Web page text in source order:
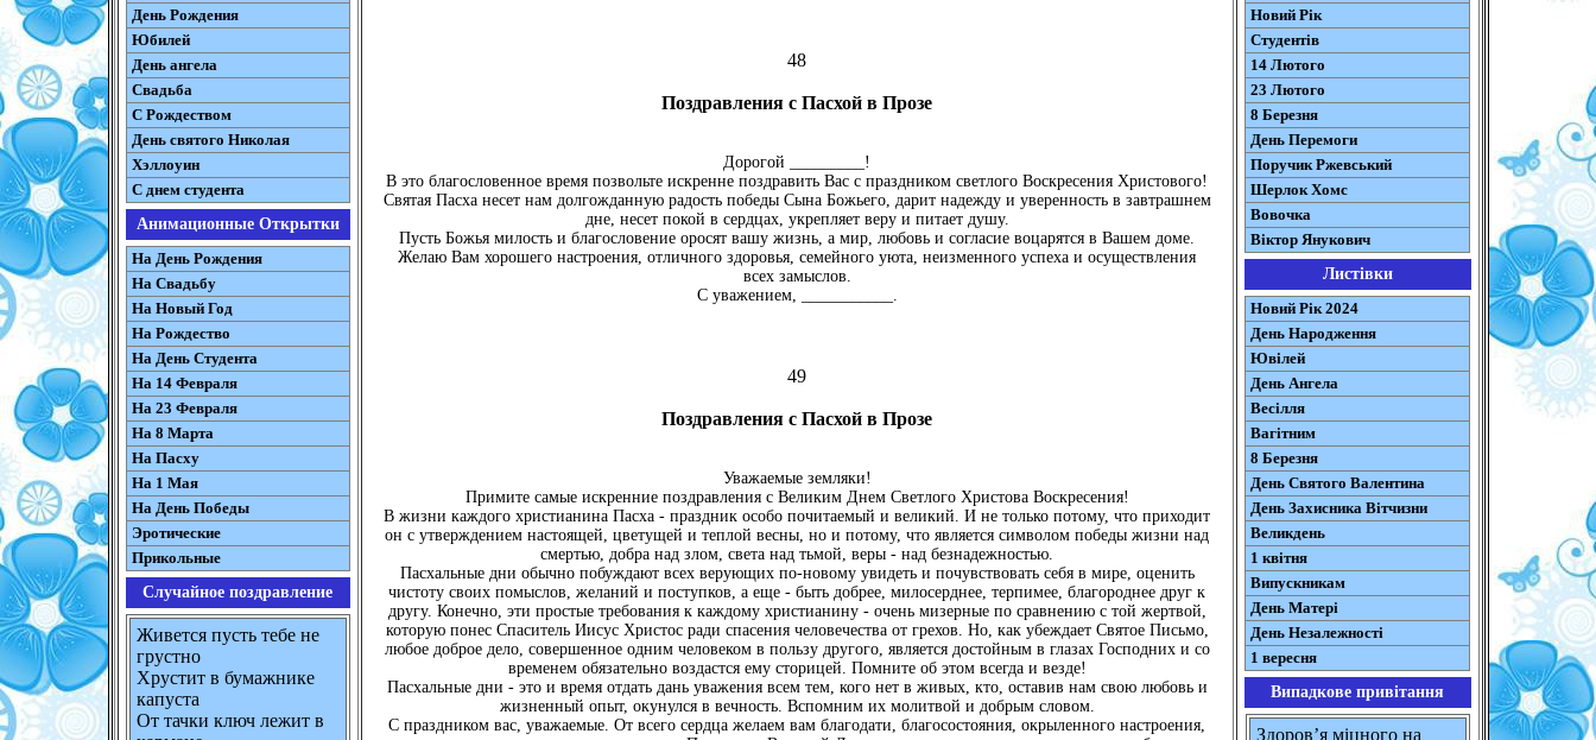
День Рождения
Юбилей
День ангела
Свадьба
С Рождеством
День святого Николая
Хэллоуин
С днем студента
Анимационные Открытки
На День Рождения
На Свадьбу
На Новый Год
На Рождество
На День Студента
На 14 Февраля
На 23 Февраля
На 8 Марта
На Пасху
На 1 Мая
На День Победы
Эротические
Прикольные
Случайное поздравление
Живется пусть тебе не
грустно
Хрустит в бумажнике
капуста
От тачки ключ лежит в
48
Поздравления с Пасхой в Прозе
Дорогой _________!
В это благословенное время позвольте искренне поздравить Вас с праздником светлого Воскресения Христового!
Святая Пасха несет нам долгожданную радость победы Сына Божьего, дарит надежду и уверенность в завтрашнем
дне, несет покой в сердцах, укрепляет веру и питает душу.
Пусть Божья милость и благословение оросят вашу жизнь, а мир, любовь и согласие воцарятся в Вашем доме.
Желаю Вам хорошего настроения, отличного здоровья, семейного уюта, неизменного успеха и осуществления
всех замыслов.
С уважением, ___________.
49
Поздравления с Пасхой в Прозе
Уважаемые земляки!
Примите самые искренние поздравления с Великим Днем Светлого Христова Воскресения!
В жизни каждого христианина Пасха - праздник особо почитаемый и великий. И не только потому, что приходит
он с утверждением настоящей, цветущей и теплой весны, но и потому, что является символом победы жизни над
смертью, добра над злом, света над тьмой, веры - над безнадежностью.
Пасхальные дни обычно побуждают всех верующих по-новому увидеть и почувствовать себя в мире, оценить
чистоту своих помыслов, желаний и поступков, а еще - быть добрее, милосерднее, терпимее, благороднее друг к
другу. Конечно, эти простые требования к каждому христианину - очень мизерные по сравнению с той жертвой,
которую понес Спаситель Иисус Христос ради спасения человечества от грехов. Но, как убеждает Святое Письмо,
любое доброе дело, совершенное одним человеком в пользу другого, является достойным в глазах Господних и со
временем обязательно воздастся ему сторицей. Помните об этом всегда и везде!
Пасхальные дни - это и время отдать дань уважения всем тем, кого нет в живых, кто, оставив нам свою любовь и
жизненный опыт, окунулся в вечность. Вспомним их молитвой и добрым словом.
С праздником вас, уважаемые. От всего сердца желаем вам благодати, благосостояния, окрыленного настроения,
Новий Рік
Студентів
14 Лютого
23 Лютого
8 Березня
День Перемоги
Поручик Ржевський
Шерлок Хомс
Вовочка
Віктор Янукович
Листівки
Новий Рік 2024
День Народження
Ювілей
День Ангела
Весілля
Вагітним
8 Березня
День Святого Валентина
День Захисника Вітчизни
Великдень
1 квітня
Випускникам
День Матері
День Незалежності
1 вересня
Випадкове привітання
Здоров’я міцного на